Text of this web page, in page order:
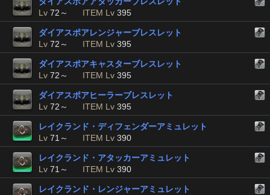
Lv 72～ ITEM Lv 395
ダイアスポアレンジャーブレスレット
Lv 72～ ITEM Lv 395
ダイアスポアキャスターブレスレット
Lv 72～ ITEM Lv 395
ダイアスポアヒーラーブレスレット
Lv 72～ ITEM Lv 395
レイクランド・ディフェンダーアミュレット
Lv 71～ ITEM Lv 390
レイクランド・アタッカーアミュレット
Lv 71～ ITEM Lv 390
レイクランド・レンジャーアミュレット